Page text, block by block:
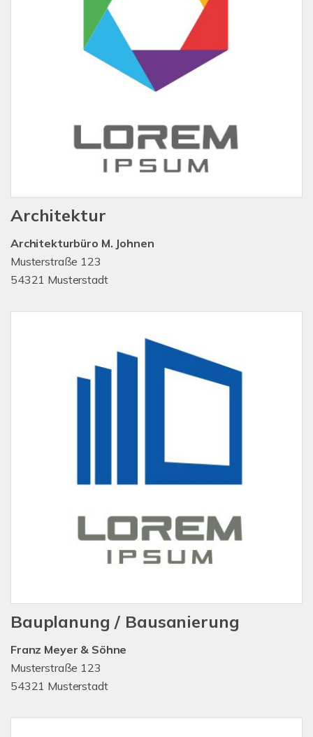
Architektur
Architekturbüro M. Johnen
Musterstraße 123
54321 Musterstadt
Bauplanung / Bausanierung
Franz Meyer & Söhne
Musterstraße 123
54321 Musterstadt